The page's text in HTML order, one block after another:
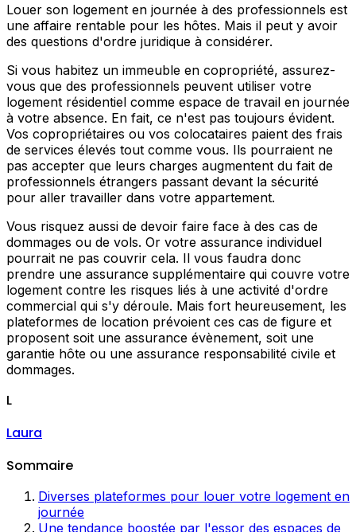
Louer son logement en journée à des professionnels est
une affaire rentable pour les hôtes. Mais il peut y avoir
des questions d'ordre juridique à considérer.
Si vous habitez un immeuble en copropriété, assurez-
vous que des professionnels peuvent utiliser votre
logement résidentiel comme espace de travail en journée
à votre absence. En fait, ce n'est pas toujours évident.
Vos copropriétaires ou vos colocataires paient des frais
de services élevés tout comme vous. Ils pourraient ne
pas accepter que leurs charges augmentent du fait de
professionnels étrangers passant devant la sécurité
pour aller travailler dans votre appartement.
Vous risquez aussi de devoir faire face à des cas de
dommages ou de vols. Or votre assurance individuel
pourrait ne pas couvrir cela. Il vous faudra donc
prendre une assurance supplémentaire qui couvre votre
logement contre les risques liés à une activité d'ordre
commercial qui s'y déroule. Mais fort heureusement, les
plateformes de location prévoient ces cas de figure et
proposent soit une assurance évènement, soit une
garantie hôte ou une assurance responsabilité civile et
dommages.
L
Laura
Sommaire
Diverses plateformes pour louer votre logement en
journée
Une tendance boostée par l'essor des espaces de